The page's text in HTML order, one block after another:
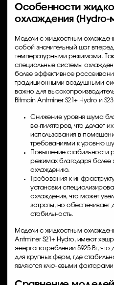
Особенности
охлаждения (Hydro-
Модели с жидкостным
собой значительный шаг
температурными режимами.
специальные системы
более эффективное
традиционными воздушными
важно для
Bitmain Antminer S21+ Hydro и
Снижение уровня шума
вентиляторов, что делает
использования в
требованиями к уровню
Повышение стабильности
режимах благодаря более
охлаждению.
Требования к
установки
охлаждения, что может
затраты, но обеспечивает
стабильность.
Модели с жидкостным
Antminer S21+ Hydro, имеют
энергопотреблении 5925 Вт, что
для крупных ферм, где
являются ключевыми